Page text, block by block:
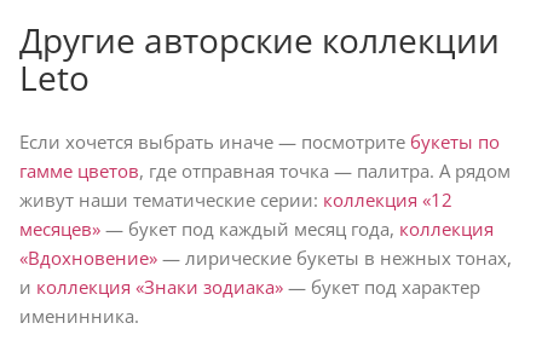
Другие авторские коллекции
Leto
Если хочется выбрать иначе — посмотрите букеты по
гамме цветов, где отправная точка — палитра. А рядом
живут наши тематические серии: коллекция «12
месяцев» — букет под каждый месяц года, коллекция
«Вдохновение» — лирические букеты в нежных тонах,
и коллекция «Знаки зодиака» — букет под характер
именинника.